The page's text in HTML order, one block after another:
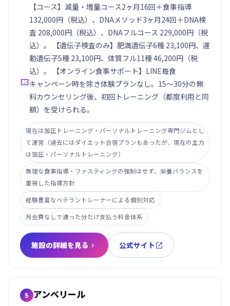
【コース】減量・増量コース2ヶ月16回＋食事指導
132,000円（税込）、DNAメソッド3ヶ月24回＋DNA検
査 208,000円（税込）、DNAフルコース 229,000円（税
込）。 【遺伝子検査のみ】肥満遺伝子6種 23,100円、運
動遺伝子5種 23,100円、体質フル11種 46,200円（税
込）。 【オンライン食事サポート】LINE毎食
キャンペーン時を除き体験プランなし。15〜30分の無
料カウンセリング後、初回トレーニング（都度利用と同
額）を受けられる。
現在は加圧トレーニング・パーソナルトレーニング専門ジムとし
て運営（過去にはダイエット合宿プランもあったが、現在の主力
は加圧・パーソナルトレーニング）
無理な食事指導・ファスティングの強制はせず、栄養バランスを
重視した指導方針
経験豊富なベテラントレーナーによる個別対応
月会費なしで通った分だけ支払う料金体系
施設の詳細を見る  公式サイト 
5 アンベリール